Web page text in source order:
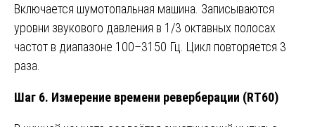
Включается шумотопальная машина. Записываются
уровни звукового давления в 1/3 октавных полосах
частот в диапазоне 100–3150 Гц. Цикл повторяется 3
раза.
Шаг 6. Измерение времени реверберации (RT60)